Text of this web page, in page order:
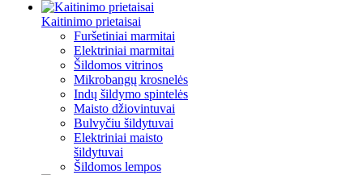
Kaitinimo prietaisai
Furšetiniai marmitai
Elektriniai marmitai
Šildomos vitrinos
Mikrobangų krosnelės
Indų šildymo spintelės
Maisto džiovintuvai
Bulvyčiu šildytuvai
Elektriniai maisto
šildytuvai
Šildomos lempos